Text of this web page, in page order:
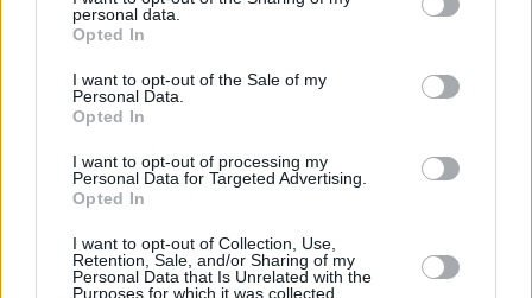
de su consentimiento, pero usted tiene el derecho de
rechazar tal procesamiento. Sus preferencias se aplicarán
cualquier momento entrando de nuevo en este sitio web o
visitando nuestra política de privacidad.
personal data.
Opted In
I want to opt-out of the Sale of my
Personal Data.
Opted In
I want to opt-out of processing my
Personal Data for Targeted Advertising.
Opted In
I want to opt-out of Collection, Use,
Retention, Sale, and/or Sharing of my
Personal Data that Is Unrelated with the
Purposes for which it was collected.